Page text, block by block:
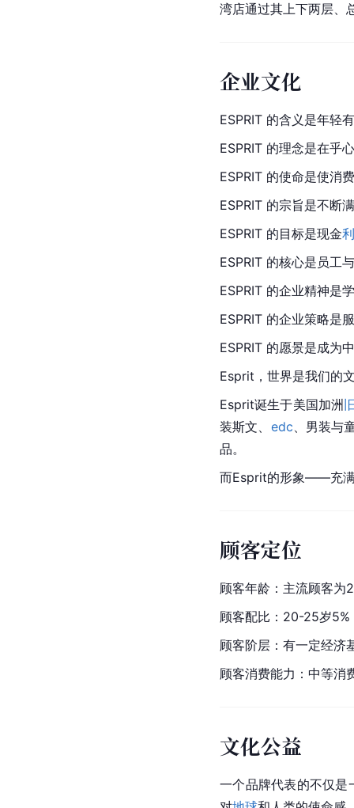
湾店通过其上下两层、
企业文化
ESPRIT 的含义是年轻
ESPRIT 的理念是在乎
ESPRIT 的使命是使消
ESPRIT 的宗旨是不断
ESPRIT 的目标是现金
ESPRIT 的核心是员工
ESPRIT 的企业精神是
ESPRIT 的企业策略是
ESPRIT 的愿景是成为
Esprit，世界是我们的
Esprit诞生于美国加洲
装斯文、 edc、男装与
品。
而Esprit的形象——充满
顾客定位
顾客年龄：主流顾客
顾客配比：20-25岁
顾客阶层：有一定经济
顾客消费能力：中等消
文化公益
一个品牌代表的不仅是